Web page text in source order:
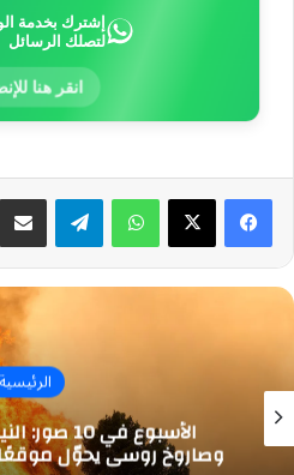
إشترك بخدمة
لتصلك الرسائل
انقر هنا
واتسابتيلقرام
الرئيسية
الأسبوع في
وصاروخ روسي يحوّل